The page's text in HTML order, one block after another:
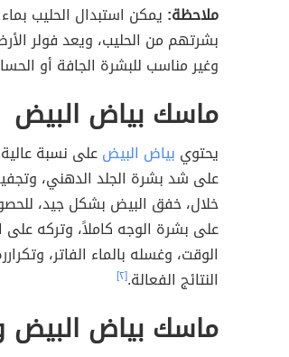
ملاحظة: يمكن استبدال الحليب
بشرتهم من الحليب، ويعد فولر
وغير مناسب للبشرة الجافة أو
ماسك بياض البيض
يحتوي بياض البيضعلى نسبة
على شد بشرة الجلد الدهني،
خلال، خفق البيض بشكل جيد،
على بشرة الوجه كاملاً، وتركه
الوقت، وغسله بالماء الفاتر،
النتائج الفعالة.[٢]
ماسك بياض البيض